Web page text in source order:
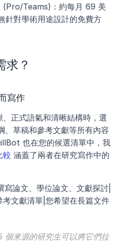
(Pro/Teams)：約每月 69 美
針對學術用途設計的免費方
求？
寫作
正式語氣和清晰結構時，選
草稿和參考文獻等所有內容
也在您的候選清單中，我
較 涵蓋了兩者在研究寫作中的
論文、學位論文、文獻探討|
文獻清單|您希望在長篇文件
個來源的研究生可以將它們拉